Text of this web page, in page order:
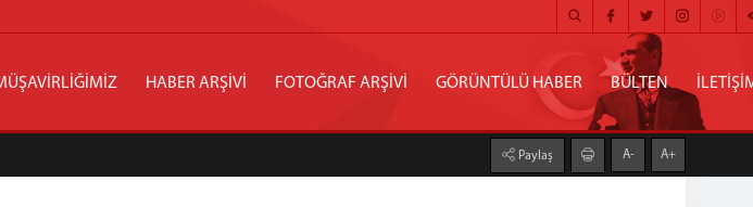
HABER ARŞİVİ FOTOĞRAF ARŞİVİ GÖRÜNTÜLÜ HABER BÜLTEN
Paylaş A- A+